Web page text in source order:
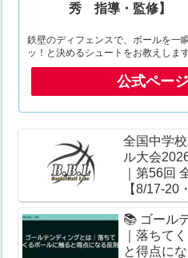
秀 指導・監修】
鉄壁のディフェンスで、ボールを一
ッ！と決めるシュートをお教えします
公式ページ
全国中学
ル大会
｜第56回
【8/17-20
📚 ゴール
｜落ちて
と得点に